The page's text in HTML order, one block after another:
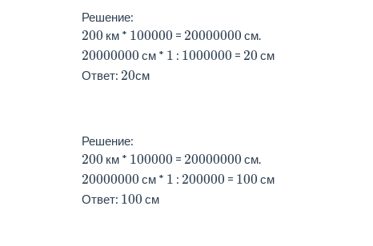
Решение:
200 км * 100000 = 20000000 см.
20000000 см * 1 : 1000000 = 20 см
Ответ: 20см
Решение:
200 км * 100000 = 20000000 см.
20000000 см * 1 : 200000 = 100 см
Ответ: 100 см